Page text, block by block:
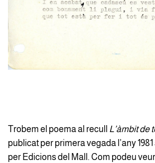
Trobem el poema al recull L’àmbit de
publicat per primera vegada l’any
per Edicions del Mall. Com podeu